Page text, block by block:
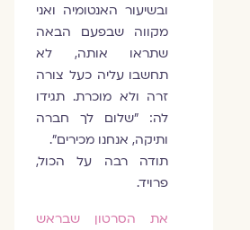
ובשיעור האנטומיה ואני
מקווה שבפעם הבאה
שתראו אותה, לא
תחשבו עליה כעל צורה
זרה ולא מוכרת. תגידו
לה: "שלום לך חברה
ותיקה, אנחנו מכירים".
תודה רבה על הכול,
פרויד.
את הסרטון שבראש